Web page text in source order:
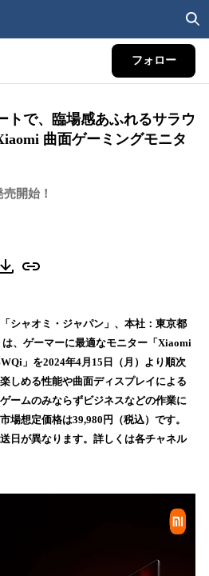
フォロー
トで、臨場感あふれるサラウ
曲面ゲーミングモニタ
開始！
シャオミ・ジャパン」、本社：東京都
、ゲーマーに最適なモニター「Xiaomi
」を2024年4月15日（月）より順次
しめる性能や曲面ディスプレイによる
ームのみならずビジネスなどの作業に
場想定価格は39,980円（税込）です。
日が異なります。詳しくは各チャネル